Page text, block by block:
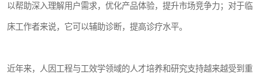
以帮助深入理解用户需求，优化产品体验，提升市场竞争力；对于临
床工作者来说，它可以辅助诊断，提高诊疗水平。
近年来，人因工程与工效学领域的人才培养和研究支持越来越受到重